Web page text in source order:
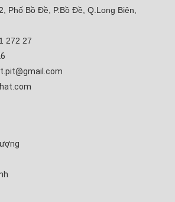
Phố Bồ Đề, P.Bồ Đề, Q.Long Biên,
272 27